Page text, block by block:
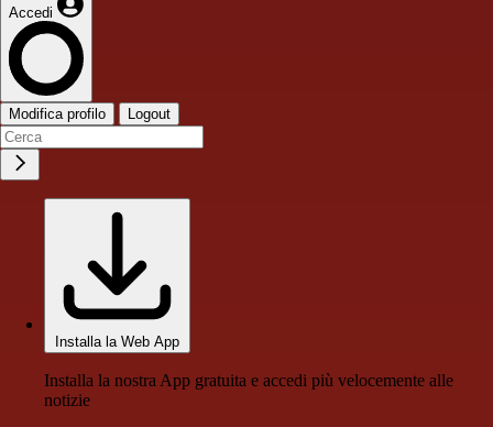
Accedi
Modifica profilo Logout
Installa la Web App
Installa la nostra App gratuita e accedi più velocemente alle
notizie